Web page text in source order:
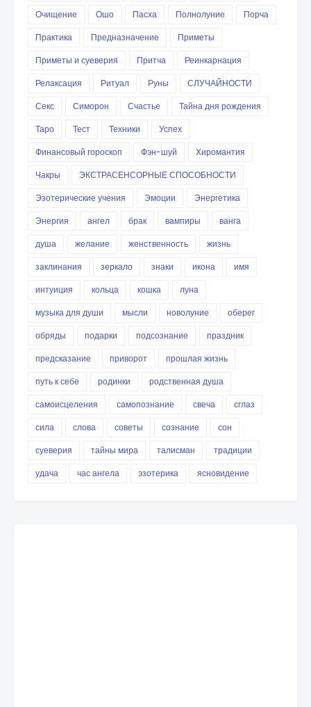
Очищение
Ошо Пасха Полнолуние
Порча
Практика
Предназначение
Приметы
Приметы и суеверия
Притча
Реинкарнация
Релаксация
Ритуал Руны
СЛУЧАЙНОСТИ
Секс
Симорон Счастье
Тайна дня рождения
Таро
Тест Техники
Успех
Финансовый гороскоп
Фэн-шуй
Хиромантия
Чакры
ЭКСТРАСЕНСОРНЫЕ СПОСОБНОСТИ
Эзотерические учения
Эмоции
Энергетика
Энергия
ангел брак вампиры
ванга
душа
желание женственность
жизнь
заклинания
зеркало знаки икона
имя
интуиция
кольца кошка
луна
музыка для души
мысли новолуние
оберег
обряды
подарки подсознание
праздник
предсказание
приворот
прошлая жизнь
путь к себе
родинки
родственная душа
самоисцеления
самопознание свеча
сглаз
сила
слова советы сознание
сон
суеверия
тайны мира талисман
традиции
удача
час ангела эзотерика ясновидение